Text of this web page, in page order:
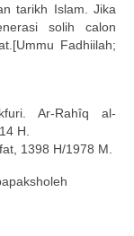
tarikh Islam. Jika
solih calon
Fadhiilah;
Ar-Rahîq al-
H.
1398 H/1978 M.